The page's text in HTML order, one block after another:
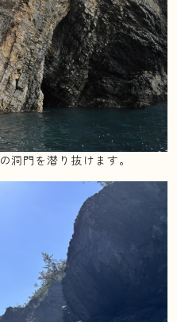
洞門を潜り抜けます。